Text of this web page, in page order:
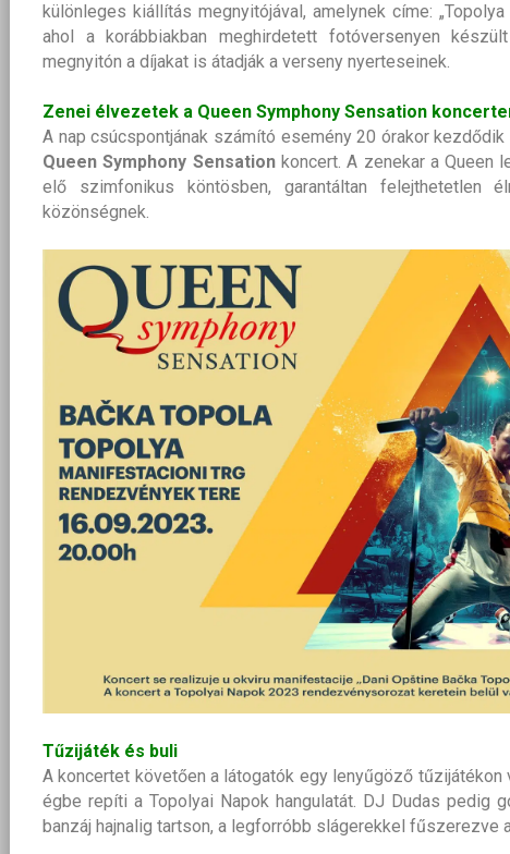
különleges kiállítás megnyitójával, amelynek címe:
ahol a korábbiakban meghirdetett fotóversenyen
megnyitón a díjakat is átadják a verseny nyerteseinek.
Zenei élvezetek a Queen Symphony Sensation
A nap csúcspontjának számító esemény 20 órakor kezdődik
Queen Symphony Sensationkoncert. A zenekar a Queen
elő szimfonikus köntösben, garantáltan felejthetetlen
közönségnek.
Tűzijáték és buli
A koncertet követően a látogatók egy lenyűgöző tűzijátékon
égbe repíti a Topolyai Napok hangulatát. DJ Dudas pedig
banzáj hajnalig tartson, a legforróbb slágerekkel fűszerezve